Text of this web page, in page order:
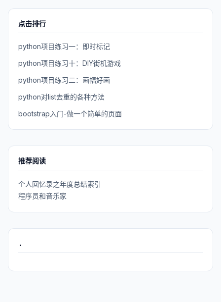
点击排行
python项目练习一：即时标记
python项目练习十：DIY街机游戏
python项目练习二：画幅好画
python对list去重的各种方法
bootstrap入门-做一个简单的页面
推荐阅读
个人回忆录之年度总结索引
程序员和音乐家
.